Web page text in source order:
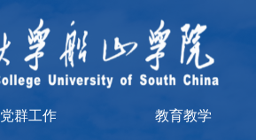
党群工作 教育教学